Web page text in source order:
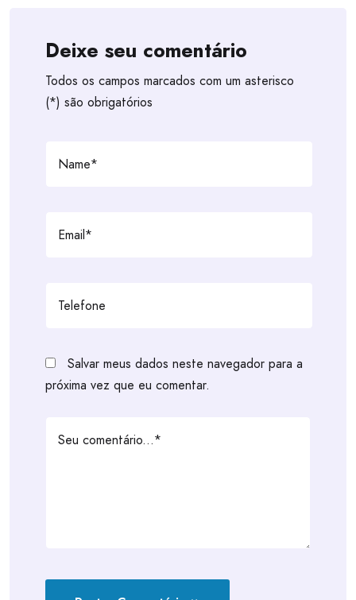
Deixe seu comentário
Todos os campos marcados com um asterisco
(*) são obrigatórios
Salvar meus dados neste navegador para a
próxima vez que eu comentar.